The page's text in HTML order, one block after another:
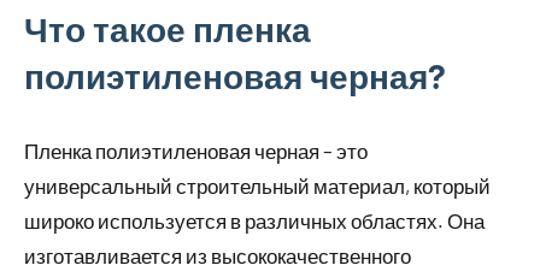
Что такое пленка
полиэтиленовая черная?
Пленка полиэтиленовая черная – это
универсальный строительный материал, который
широко используется в различных областях. Она
изготавливается из высококачественного